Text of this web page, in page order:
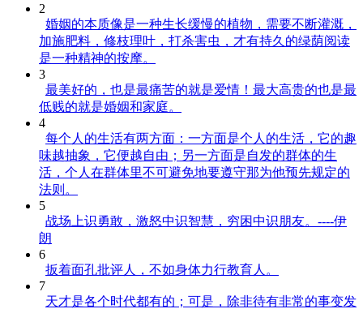
2
婚姻的本质像是一种生长缓慢的植物，需要不断灌溉，
加施肥料，修枝理叶，打杀害虫，才有持久的绿荫阅读
是一种精神的按摩。
3
最美好的，也是最痛苦的就是爱情！最大高贵的也是最
低贱的就是婚姻和家庭。
4
每个人的生活有两方面：一方面是个人的生活，它的趣
味越抽象，它便越自由；另一方面是自发的群体的生
活，个人在群体里不可避免地要遵守那为他预先规定的
法则。
5
战场上识勇敢，激怒中识智慧，穷困中识朋友。----伊
朗
6
扳着面孔批评人，不如身体力行教育人。
7
天才是各个时代都有的；可是，除非待有非常的事变发